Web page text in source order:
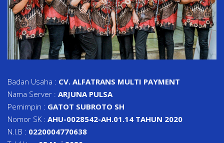
Badan Usaha : CV. ALFATRANS MULTI PAYMENT
Nama Server : ARJUNA PULSA
Pemimpin : GATOT SUBROTO SH
Nomor SK : AHU-0028542-AH.01.14 TAHUN 2020
N.I.B : 0220004770638